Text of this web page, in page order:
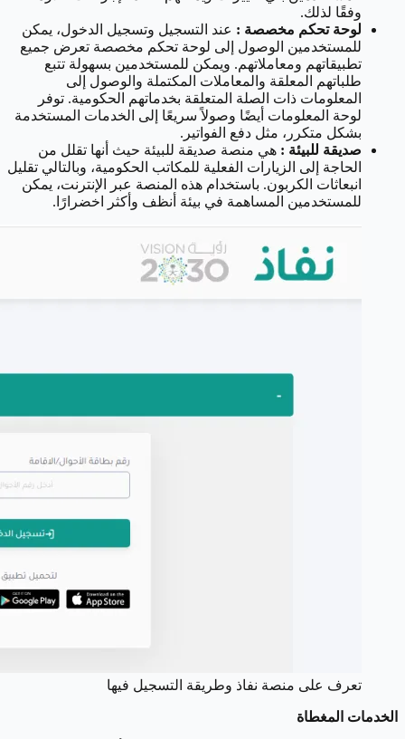
وفقًا لذلك.
لوحة تحكم مخصصة : عند التسجيل وتسجيل الدخول، يمكن
للمستخدمين الوصول إلى لوحة تحكم مخصصة تعرض جميع
تطبيقاتهم ومعاملاتهم. ويمكن للمستخدمين بسهولة تتبع
طلباتهم المعلقة والمعاملات المكتملة والوصول إلى
المعلومات ذات الصلة المتعلقة بخدماتهم الحكومية. توفر
لوحة المعلومات أيضًا وصولاً سريعًا إلى الخدمات المستخدمة
بشكل متكرر، مثل دفع الفواتير.
صديقة للبيئة : هي منصة صديقة للبيئة حيث أنها تقلل من
الحاجة إلى الزيارات الفعلية للمكاتب الحكومية، وبالتالي تقليل
انبعاثات الكربون. باستخدام هذه المنصة عبر الإنترنت، يمكن
للمستخدمين المساهمة في بيئة أنظف وأكثر اخضرارًا.
تعرف على منصة نفاذ وطريقة التسجيل فيها
الخدمات المغطاة